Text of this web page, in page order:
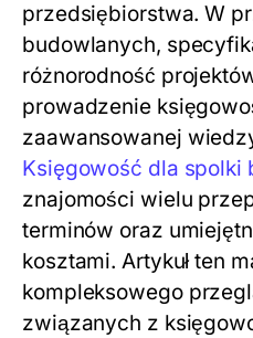
przedsiębiorstwa. W
budowlanych,
różnorodność
prowadzenie
zaawansowanej
Księgowość dla spolki
znajomości wielu
terminów oraz
kosztami. Artykuł ten
kompleksowego
związanych z